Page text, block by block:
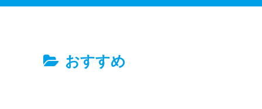
おすすめ